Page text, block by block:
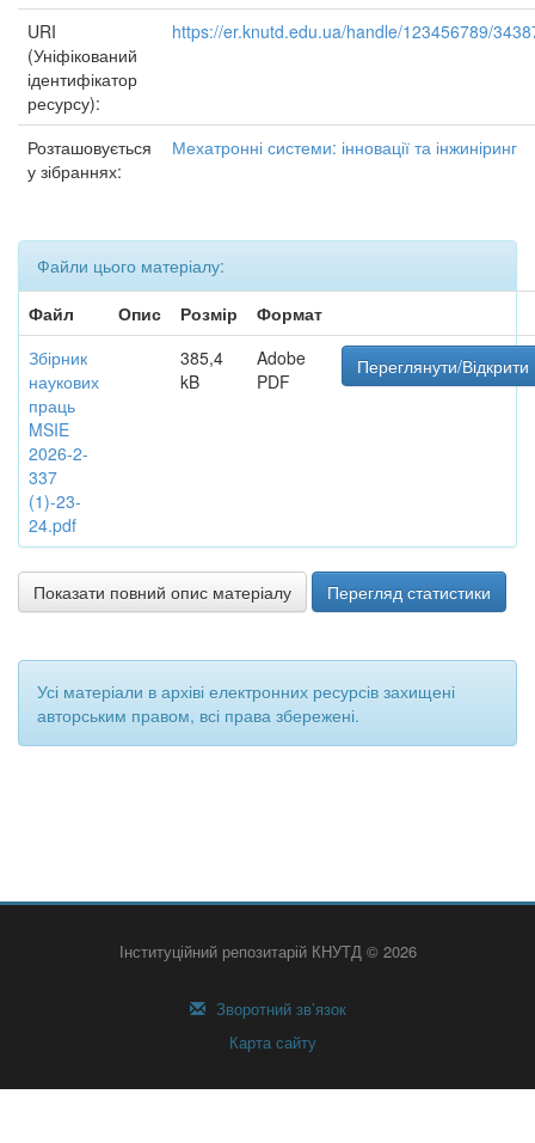
URI
(Уніфікований
ідентифікатор
ресурсу):
https://er.knutd.edu.ua/handle/123456789/
Розташовується
у зібраннях:
Мехатронні системи: інновації та інжиніринг
Файли цього матеріалу:
Файл
Опис Розмір
Формат
Збірник
наукових
праць
MSIE
2026-2-
337
(1)-23-
24.pdf
385,4
kB
Adobe
PDF
Переглянути/Відкрити
Показати повний опис матеріалу Перегляд статистики
Усі матеріали в архіві електронних ресурсів захищені
авторським правом, всі права збережені.
Інституційний репозитарій КНУТД © 2026
Зворотний зв’язок
Карта сайту